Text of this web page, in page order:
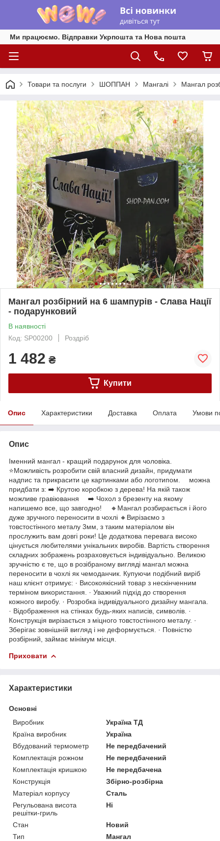
Ми працюємо. Відправки Укрпошта та Нова пошта
Товари та послуги ШОППАН Мангалі Мангал
Мангал розбірний на 6 шампурів - Слава Нації
- подарунковий
В наявності
Код: SP00200
Роздріб
1 482 ₴
Купити
Опис Характеристики Доставка Оплата Умови
Опис
Іменний мангал - кращий подарунок для чоловіка.
⭐️Можливість розробити свій власний дизайн, придумати
надпис та прикрасити це картинками або логотипом. ⠀ можна
придбати з: ➡️ Крутою коробкою з дерева! На якій також
можливе гравіювання ⠀ ➡️ Чохол з брезенту на якому
напишемо все, що завгодно! ⠀ 🔸Мангал розбирається і його
дуже зручного переносити в чoхлі 🔸Вирізаємо з
товстостінного металу 3мм, з таким матеріалом він
прослужить вам довгі роки! Це додаткова перевага високо
цінується любителями унікальних виробів. Вартість створення
складних зображень розраховується індивідуально. Великою
зручністю є те, що в розібраному вигляді мангал можна
переносити в чохлі як чемоданчик. Купуючи подібний виріб
наш клієнт отримує: · Високоякісний товар з нескінченним
терміном використання. · Уважний підхід до створення
кожного виробу. · Розробка індивідуального дизайну мангала.
· Відображення на стінках будь-яких написів, символів. ·
Конструкція вирізається з міцного товстостінного металу. ·
Зберігає зовнішній вигляд і не деформується. · Повністю
розбірний, займає мінімум місця.
Приховати
Характеристики
Основні
Виробник
Україна ТД
Країна виробник
Україна
Вбудований термометр
Не передбачений
Комплектація рожном
Не передбачений
Комплектація кришкою
Не передбачена
Конструкція
Збірно-розбірна
Матеріал корпусу
Сталь
Регульована висота
решітки-гриль
Ні
Стан
Новий
Тип
Мангал